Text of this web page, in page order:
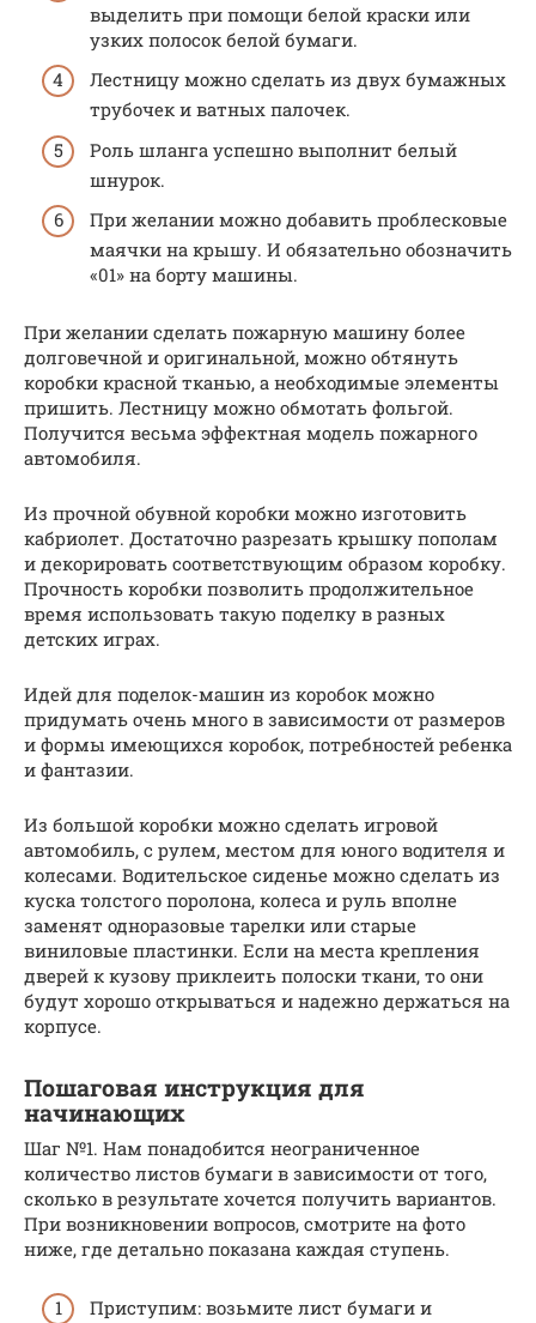
выделить при помощи белой краски или
узких полосок белой бумаги.
Лестницу можно сделать из двух бумажных
трубочек и ватных палочек.
Роль шланга успешно выполнит белый
шнурок.
При желании можно добавить проблесковые
маячки на крышу. И обязательно обозначить
«01» на борту машины.
При желании сделать пожарную машину более
долговечной и оригинальной, можно обтянуть
коробки красной тканью, а необходимые элементы
пришить. Лестницу можно обмотать фольгой.
Получится весьма эффектная модель пожарного
автомобиля.
Из прочной обувной коробки можно изготовить
кабриолет. Достаточно разрезать крышку пополам
и декорировать соответствующим образом коробку.
Прочность коробки позволить продолжительное
время использовать такую поделку в разных
детских играх.
Идей для поделок-машин из коробок можно
придумать очень много в зависимости от размеров
и формы имеющихся коробок, потребностей ребенка
и фантазии.
Из большой коробки можно сделать игровой
автомобиль, с рулем, местом для юного водителя и
колесами. Водительское сиденье можно сделать из
куска толстого поролона, колеса и руль вполне
заменят одноразовые тарелки или старые
виниловые пластинки. Если на места крепления
дверей к кузову приклеить полоски ткани, то они
будут хорошо открываться и надежно держаться на
корпусе.
Пошаговая инструкция для
начинающих
Шаг №1. Нам понадобится неограниченное
количество листов бумаги в зависимости от того,
сколько в результате хочется получить вариантов.
При возникновении вопросов, смотрите на фото
ниже, где детально показана каждая ступень.
Приступим: возьмите лист бумаги и